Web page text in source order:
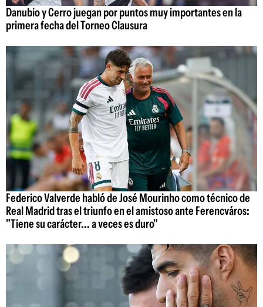
Danubio y Cerro juegan por puntos muy importantes en la
primera fecha del Torneo Clausura
Federico Valverde habló de José Mourinho como técnico de
Real Madrid tras el triunfo en el amistoso ante Ferencváros:
"Tiene su carácter... a veces es duro"